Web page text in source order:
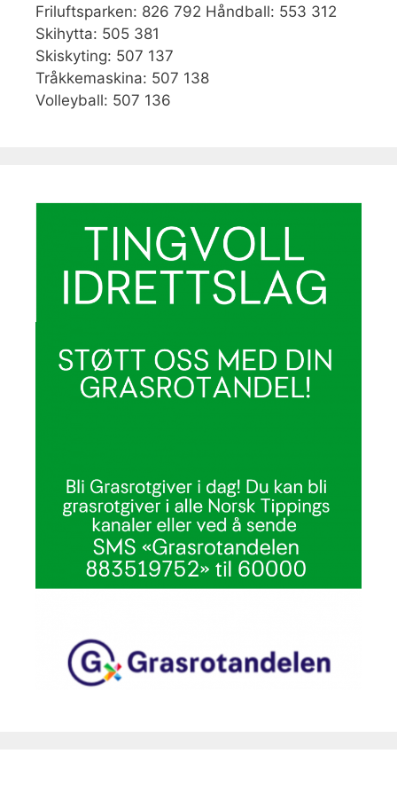
Friluftsparken: 826 792 Håndball: 553 312
Skihytta: 505 381
Skiskyting: 507 137
Tråkkemaskina: 507 138
Volleyball: 507 136